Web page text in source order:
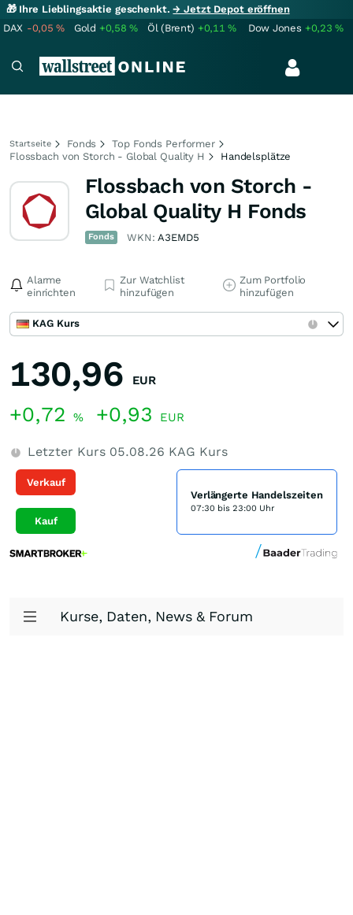
🎁 Ihre Lieblingsaktie geschenkt.→ Jetzt Depot eröffnen
DAX -0,05% Gold +0,58% Öl (Brent) +0,11% Dow Jones +0,23%
Startseite Fonds
Top Fonds Performer
Flossbach von Storch - Global Quality H
Handelsplätze
Flossbach von Storch -
Global Quality H Fonds
Fonds WKN:A3EMD5
Alarme
einrichten
Zur Watchlist
hinzufügen
Zum Portfolio
hinzufügen
KAG Kurs
130,96 EUR
+0,72 % +0,93 EUR
Letzter Kurs 05.08.26 KAG Kurs
Verkauf
Kauf
Verlängerte Handelszeiten
07:30 bis 23:00 Uhr
Kurse, Daten, News & Forum